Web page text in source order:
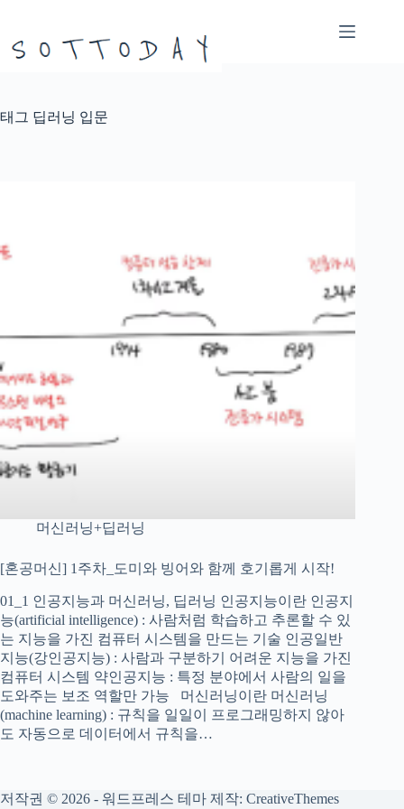
으
뛰
태그 딥러닝 입문
머신러닝+딥러닝
[혼공머신] 1주차_도미와 빙어와 함께 호기롭게 시작!
01_1 인공지능과 머신러닝, 딥러닝 인공지능이란 인공지
능(artificial intelligence) : 사람처럼 학습하고 추론할 수 있
는 지능을 가진 컴퓨터 시스템을 만드는 기술 인공일반
지능(강인공지능) : 사람과 구분하기 어려운 지능을 가진
컴퓨터 시스템 약인공지능 : 특정 분야에서 사람의 일을
도와주는 보조 역할만 가능 머신러닝이란 머신러닝
(machine learning) : 규칙을 일일이 프로그래밍하지 않아
도 자동으로 데이터에서 규칙을…
저작권 © 2026 - 워드프레스 테마 제작: CreativeThemes